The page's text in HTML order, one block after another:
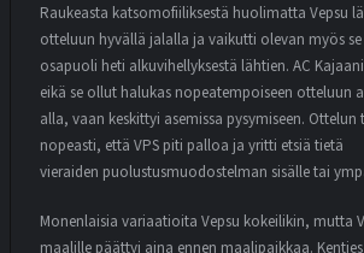
Raukeasta katsomofiiliksestä huolimatta Vepsu
otteluun hyvällä jalalla ja vaikutti olevan myös
osapuoli heti alkuvihellyksestä lähtien. AC
eikä se ollut halukas nopeatempoiseen otteluun
alla, vaan keskittyi asemissa pysymiseen.
nopeasti, että VPS piti palloa ja yritti etsiä tietä
vieraiden puolustusmuodostelman sisälle tai
Monenlaisia variaatioita Vepsu kokeilikin, mutta
maalille päättyi aina ennen maalipaikkaa.